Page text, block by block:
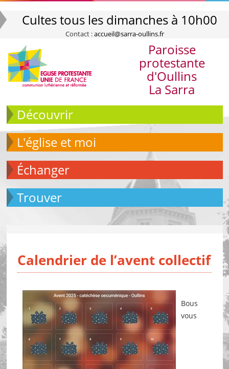
Cultes tous les dimanches à 10h00
Contact :accueil@sarra-oullins.fr
Paroisse
protestante
d'Oullins
La Sarra
Découvrir
L'église et moi
échanger
Trouver
Calendrier de l’avent collectif
Bous
vous